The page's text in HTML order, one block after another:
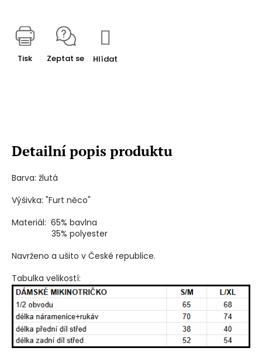
Tisk Zeptat se Hlídat
Detailní popis produktu
Barva: žlutá
Výšivka: "Furt něco"
Materiál: 65% bavlna
35% polyester
Navrženo a ušito v České republice.
Tabulka velikostí: